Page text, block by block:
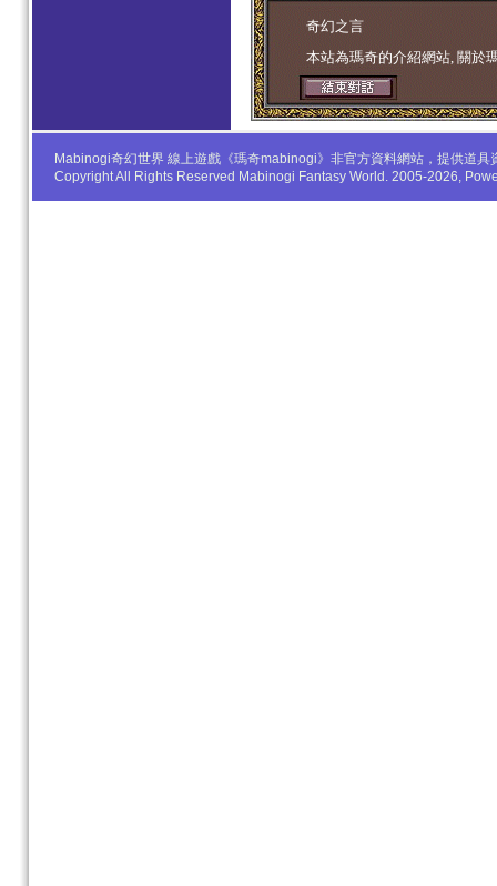
学生妹 奇幻之言
本站為瑪奇的介紹網站, 關於
Mabinogi奇幻世界 線上遊戲《瑪奇mabinogi》非官方資料網站，提供道
Copyright All Rights Reserved Mabinogi Fantasy World. 2005-2026,